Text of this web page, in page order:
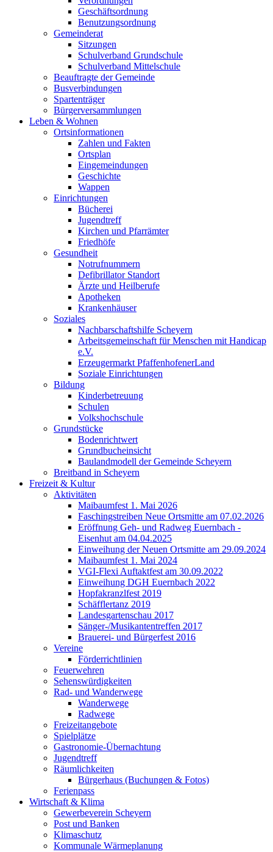
Geschäftsordnung
Benutzungsordnung
Gemeinderat
Sitzungen
Schulverband Grundschule
Schulverband Mittelschule
Beauftragte der Gemeinde
Busverbindungen
Spartenträger
Bürgerversammlungen
Leben & Wohnen
Ortsinformationen
Zahlen und Fakten
Ortsplan
Eingemeindungen
Geschichte
Wappen
Einrichtungen
Bücherei
Jugendtreff
Kirchen und Pfarrämter
Friedhöfe
Gesundheit
Notrufnummern
Defibrillator Standort
Ärzte und Heilberufe
Apotheken
Krankenhäuser
Soziales
Nachbarschaftshilfe Scheyern
Arbeitsgemeinschaft für Menschen mit Handicap
e.V.
Erzeugermarkt PfaffenhofenerLand
Soziale Einrichtungen
Bildung
Kinderbetreuung
Schulen
Volkshochschule
Grundstücke
Bodenrichtwert
Grundbucheinsicht
Baulandmodell der Gemeinde Scheyern
Breitband in Scheyern
Freizeit & Kultur
Aktivitäten
Maibaumfest 1. Mai 2026
Faschingstreiben Neue Ortsmitte am 07.02.2026
Eröffnung Geh- und Radweg Euernbach -
Eisenhut am 04.04.2025
Einweihung der Neuen Ortsmitte am 29.09.2024
Maibaumfest 1. Mai 2024
VGI-Flexi Auftaktfest am 30.09.2022
Einweihung DGH Euernbach 2022
Hopfakranzlfest 2019
Schäfflertanz 2019
Landesgartenschau 2017
Sänger-/Musikantentreffen 2017
Brauerei- und Bürgerfest 2016
Vereine
Förderrichtlinien
Feuerwehren
Sehenswürdigkeiten
Rad- und Wanderwege
Wanderwege
Radwege
Freizeitangebote
Spielplätze
Gastronomie-Übernachtung
Jugendtreff
Räumlichkeiten
Bürgerhaus (Buchungen & Fotos)
Ferienpass
Wirtschaft & Klima
Gewerbeverein Scheyern
Post und Banken
Klimaschutz
Kommunale Wärmeplanung